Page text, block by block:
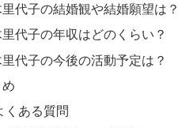
代子の結婚観や結婚願望は？
代子の年収はどのくらい？
代子の今後の活動予定は？
め
くある質問